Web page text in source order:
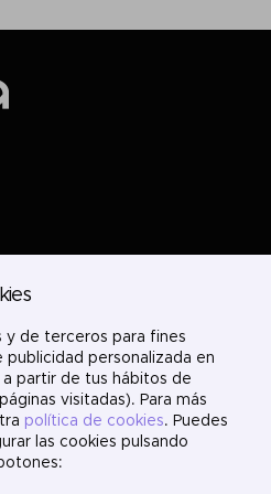
y de terceros para fines
personalizada en
partir de tus hábitos de
visitadas). Para más
política de cookies. Puedes
las cookies pulsando